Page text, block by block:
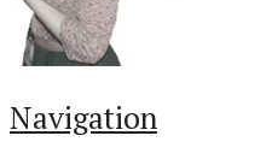
Navigation